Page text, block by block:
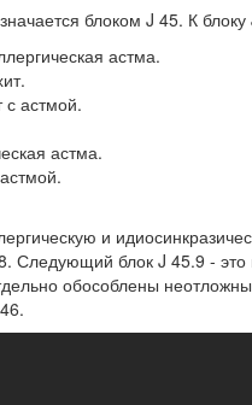
блоком J 45. К
астма.
с астмой.
астма.
и
Следующий блок J 45.9 -
обособлены